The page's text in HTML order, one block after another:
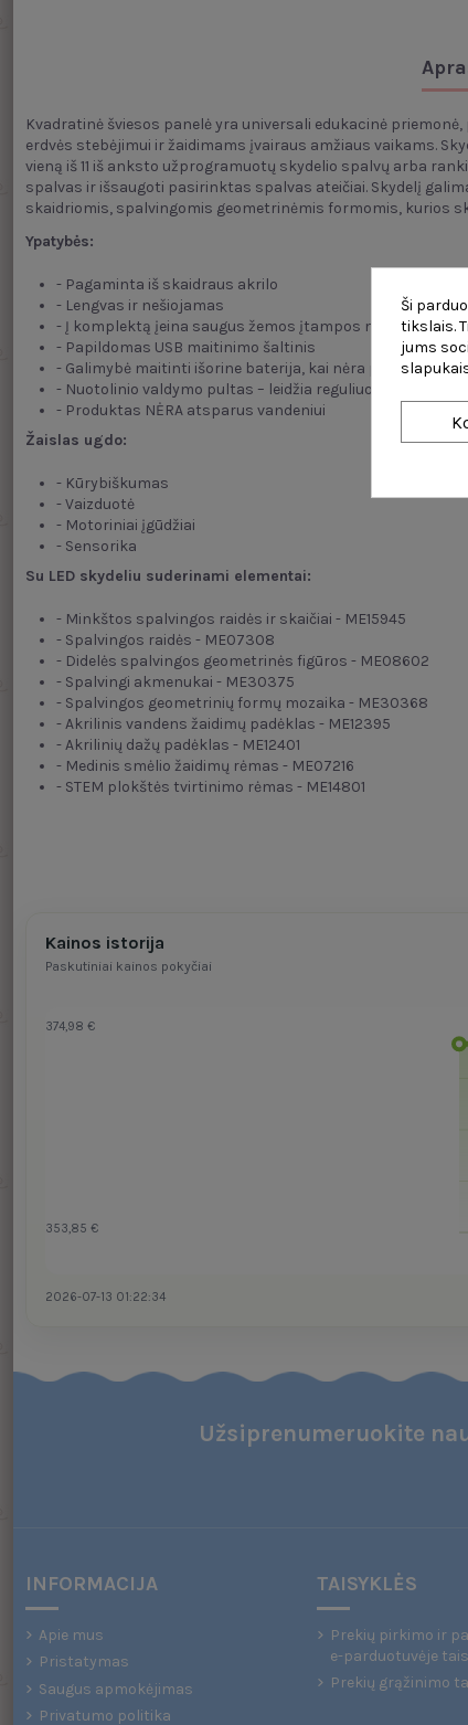
Kvadratinė šviesos panelė yra universali edukacinė
erdvės stebėjimui ir žaidimams įvairaus amžiaus vaikams.
vieną iš 11 iš anksto užprogramuotų skydelio spalvų arba
spalvas ir išsaugoti pasirinktas spalvas ateičiai. Skydelį
skaidriomis, spalvingomis geometrinėmis formomis, kurios
Ypatybės:
- Pagaminta iš skaidraus akrilo
- Lengvas ir nešiojamas
- Į komplektą įeina saugus žemos įtampos maitinimo
- Papildomas USB maitinimo šaltinis
- Galimybė maitinti išorine baterija, kai nėra prieigos prie
- Nuotolinio valdymo pultas – leidžia reguliuoti ryškumo
- Produktas NĖRA atsparus vandeniui
Žaislas ugdo:
- Kūrybiškumas
- Vaizduotė
- Motoriniai įgūdžiai
- Sensorika
Su LED skydeliu suderinami elementai:
- Minkštos spalvingos raidės ir skaičiai - ME15945
- Spalvingos raidės - ME07308
- Didelės spalvingos geometrinės figūros - ME08602
- Spalvingi akmenukai - ME30375
- Spalvingos geometrinių formų mozaika - ME30368
- Akrilinis vandens žaidimų padėklas - ME12395
- Akrilinių dažų padėklas - ME12401
- Medinis smėlio žaidimų rėmas - ME07216
- STEM plokštės tvirtinimo rėmas - ME14801
Kainos istorija
Paskutiniai kainos pokyčiai
374,98 €
353,85 €
2026-07-13 01:22:34
Užsiprenumeruokite
INFORMACIJA
Apie mus
Pristatymas
Saugus apmokėjimas
Privatumo politika
TAISYKLĖS
Prekių pirkimo ir
e-parduotuvėje
Prekių grąžinimo
Ši
tikslais.
jums